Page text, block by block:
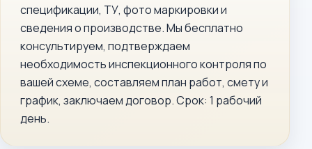
спецификации, ТУ, фото маркировки и
сведения о производстве. Мы бесплатно
консультируем, подтверждаем
необходимость инспекционного контроля по
вашей схеме, составляем план работ, смету и
график, заключаем договор. Срок: 1 рабочий
день.